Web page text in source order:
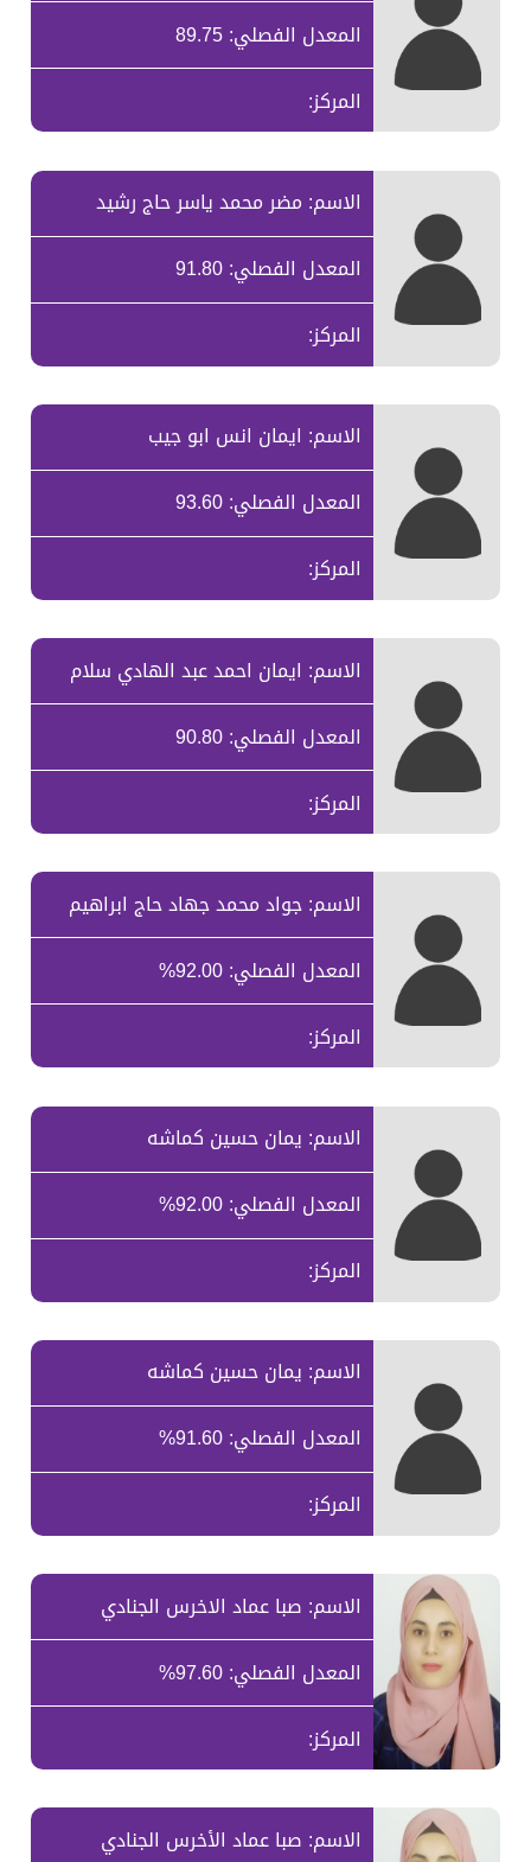
المعدل الفصلي: 89.75
المركز:
الاسم: مضر محمد ياسر حاج رشيد
المعدل الفصلي: 91.80
المركز:
الاسم: ايمان انس ابو جيب
المعدل الفصلي: 93.60
المركز:
الاسم: ايمان احمد عبد الهادي سلام
المعدل الفصلي: 90.80
المركز:
الاسم: جواد محمد جهاد حاج ابراهيم
المعدل الفصلي: 92.00%
المركز:
الاسم: يمان حسين كماشه
المعدل الفصلي: 92.00%
المركز:
الاسم: يمان حسين كماشه
المعدل الفصلي: 91.60%
المركز:
الاسم: صبا عماد الاخرس الجنادي
المعدل الفصلي: 97.60%
المركز:
الاسم: صبا عماد الأخرس الجنادي